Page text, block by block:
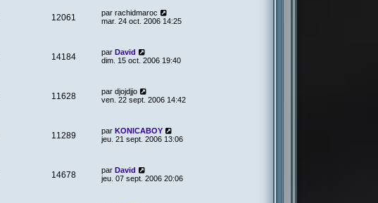
12061 par rachidmaroc
mar. 24 oct. 2006 14:25
14184 par David
dim. 15 oct. 2006 19:40
11628 par djojdjjo
ven. 22 sept. 2006 14:42
11289 par KONICABOY
jeu. 21 sept. 2006 13:06
14678 par David
jeu. 07 sept. 2006 20:06